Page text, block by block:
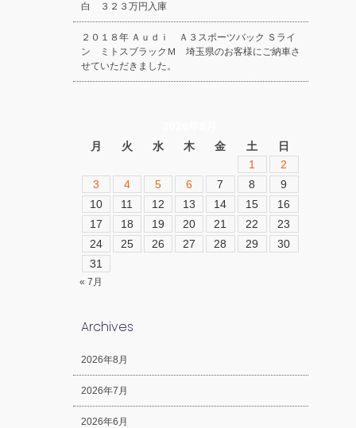
白 ３２３万円入庫
２０１８年 Ａｕｄｉ Ａ３スポーツバック Ｓライ
ン ミトスブラックＭ 埼玉県のお客様にご納車さ
せていただきました。
月
火 水 木 金 土
日
1
2
3
4 5 6 7 8
9
10
11 12 13 14 15
16
17
18 19 20 21 22
23
24
25 26 27 28 29
30
31
« 7月
Archives
2026年8月
2026年7月
2026年6月